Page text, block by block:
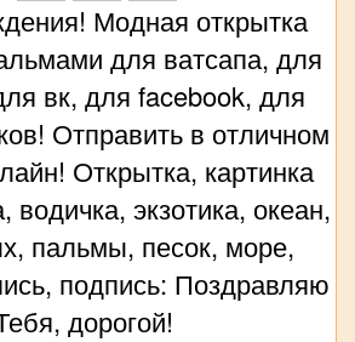
Модная открытка
для ватсапа, для
вк, для facebook, для
Отправить в отличном
Открытка, картинка
экзотика, океан,
пальмы, песок, море,
подпись: Поздравляю
дорогой!